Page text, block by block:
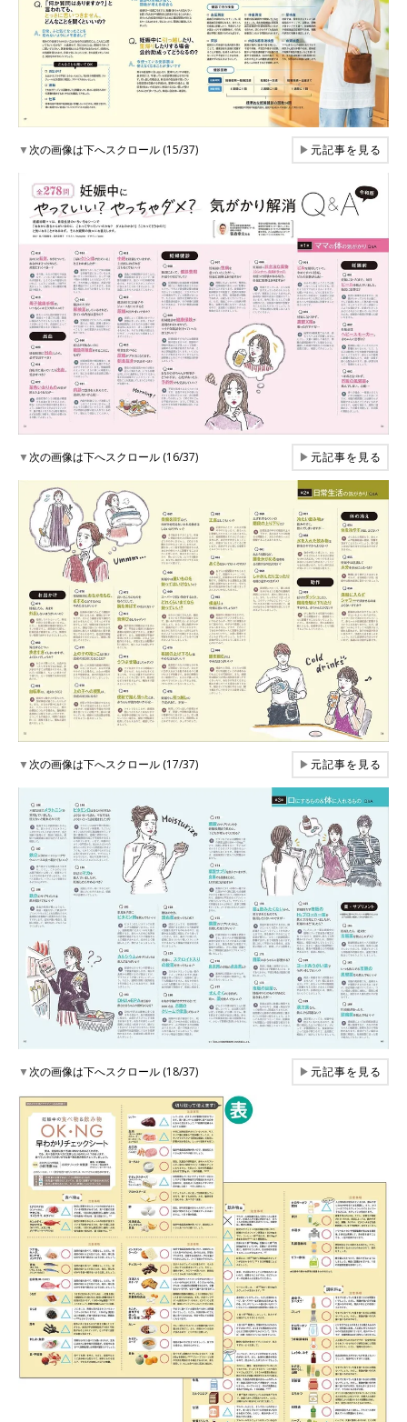
▼次の画像は下へスクロール (15/37) ▶元記事を見る
▼次の画像は下へスクロール (16/37) ▶元記事を見る
▼次の画像は下へスクロール (17/37) ▶元記事を見る
▼次の画像は下へスクロール (18/37) ▶元記事を見る